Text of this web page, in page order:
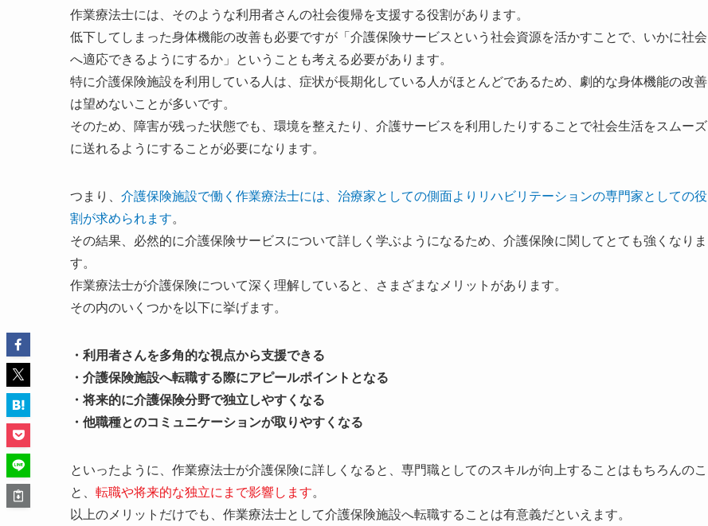
作業療法士には、そのような利用者さんの社会復帰を支援する役割があります。
低下してしまった身体機能の改善も必要ですが「介護保険サービスという社会資源を活かすことで、いかに社会
へ適応できるようにするか」ということも考える必要があります。
特に介護保険施設を利用している人は、症状が長期化している人がほとんどであるため、劇的な身体機能の改善
は望めないことが多いです。
そのため、障害が残った状態でも、環境を整えたり、介護サービスを利用したりすることで社会生活をスムーズ
に送れるようにすることが必要になります。
つまり、 介護保険施設で働く作業療法士には、治療家としての側面よりリハビリテーションの専門家としての役
割が求められます。
その結果、必然的に介護保険サービスについて詳しく学ぶようになるため、介護保険に関してとても強くなりま
す。
作業療法士が介護保険について深く理解していると、さまざまなメリットがあります。
その内のいくつかを以下に挙げます。
・利用者さんを多角的な視点から支援できる
・介護保険施設へ転職する際にアピールポイントとなる
・将来的に介護保険分野で独立しやすくなる
・他職種とのコミュニケーションが取りやすくなる
といったように、作業療法士が介護保険に詳しくなると、専門職としてのスキルが向上することはもちろんのこ
と、 転職や将来的な独立にまで影響します。
以上のメリットだけでも、作業療法士として介護保険施設へ転職することは有意義だといえます。